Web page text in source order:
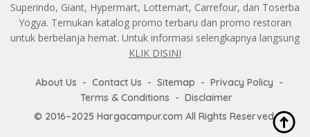
Superindo, Giant, Hypermart, Lottemart, Carrefour, dan Toserba
Yogya. Temukan katalog promo terbaru dan promo restoran
untuk berbelanja hemat. Untuk informasi selengkapnya langsung
KLIK DISINI
About Us Contact Us Sitemap
Privacy Policy
Terms & Conditions
Disclaimer
© 2016–2025 Hargacampur.com All Rights Reserved.